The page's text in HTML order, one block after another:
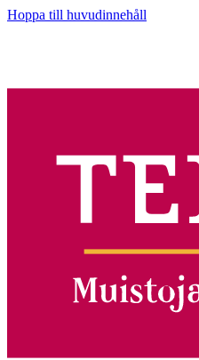
Hoppa till huvudinnehåll